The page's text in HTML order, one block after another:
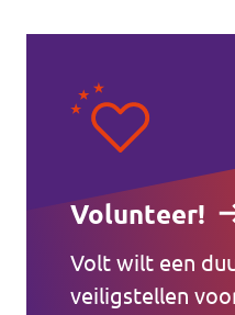
Volunteer!
Volt wilt een
veiligstellen